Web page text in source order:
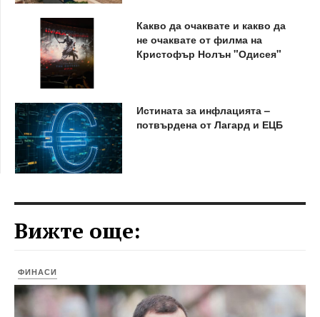
Какво да очаквате и какво да
не очаквате от филма на
Кристофър Нолън "Одисея"
Истината за инфлацията –
потвърдена от Лагард и ЕЦБ
Вижте още:
ФИНАСИ